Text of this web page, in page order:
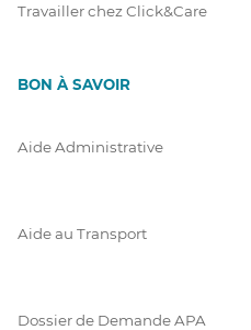
Travailler chez Click&Care
BON À SAVOIR
Aide Administrative
Aide au Transport
Dossier de Demande APA